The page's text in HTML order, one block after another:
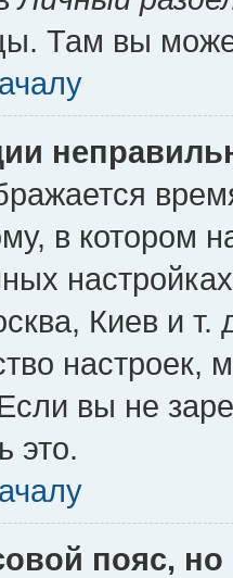
Там вы
в котором
Киев и т.
настроек,
вы не
это.
пояс,